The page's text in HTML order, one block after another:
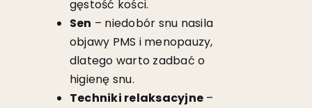
gęstość kości.
Sen – niedobór snu nasila
objawy PMS i menopauzy,
dlatego warto zadbać o
higienę snu.
Techniki relaksacyjne –